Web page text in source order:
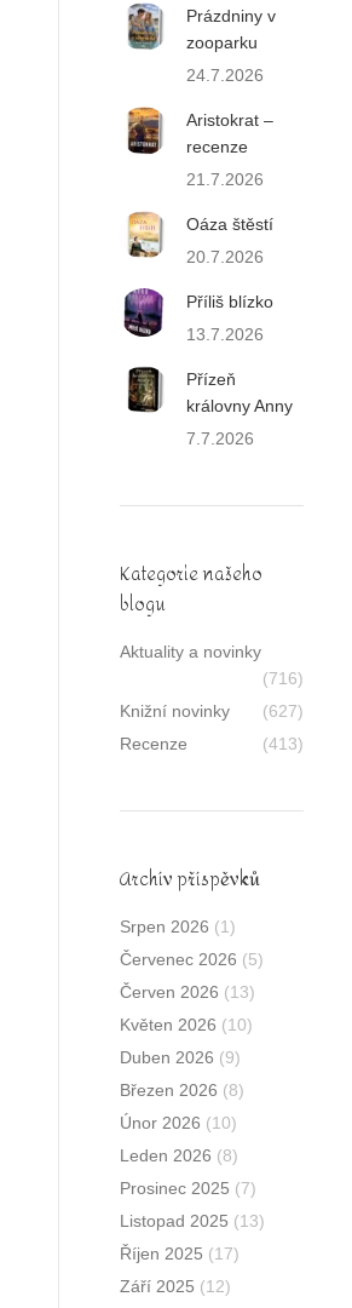
Prázdniny v
zooparku
24.7.2026
Aristokrat –
recenze
21.7.2026
Oáza štěstí
20.7.2026
Příliš blízko
13.7.2026
Přízeň
královny Anny
7.7.2026
Kategorie našeho
blogu
Aktuality a novinky
(716)
Knižní novinky
(627)
Recenze
(413)
Archív příspěvků
Srpen 2026 (1)
Červenec 2026 (5)
Červen 2026 (13)
Květen 2026 (10)
Duben 2026 (9)
Březen 2026 (8)
Únor 2026 (10)
Leden 2026 (8)
Prosinec 2025 (7)
Listopad 2025 (13)
Říjen 2025 (17)
Září 2025 (12)